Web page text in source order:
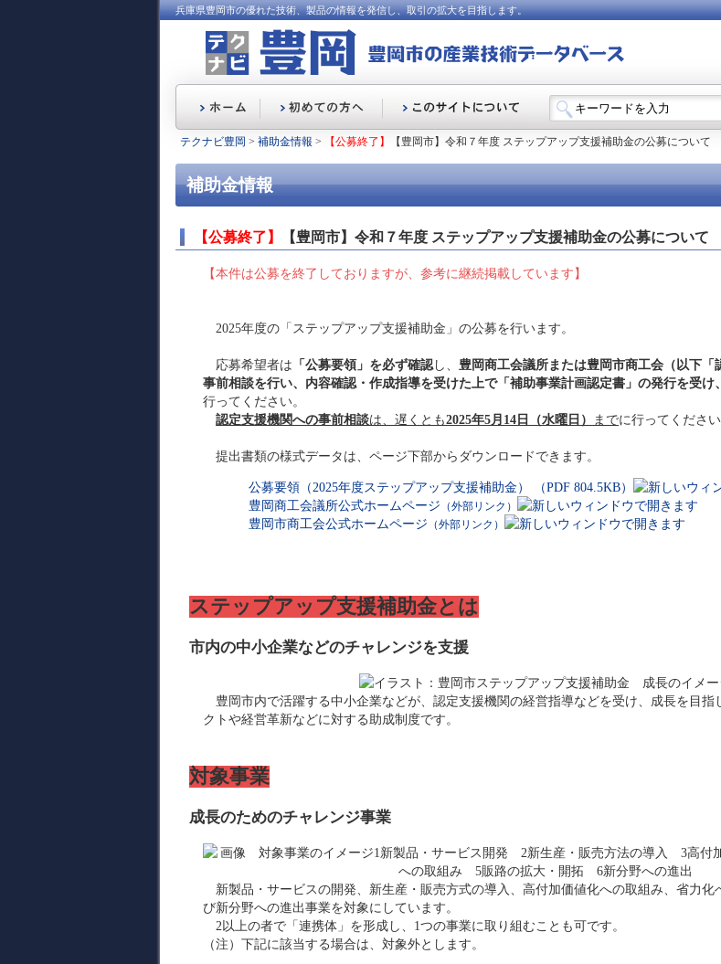
兵庫県豊岡市の優れた技術、製品の情報を発信し、取引の拡大を目指します。
テクナビ豊岡 > 補助金情報 > 【公募終了】 【豊岡市】令和７年度 ステップアップ支援補助金の公募について
補助金情報
【公募終了】 【豊岡市】令和７年度 ステップアップ支援補助金の公募について
【本件は公募を終了しておりますが、参考に継続掲載しています】
2025年度の「ステップアップ支援補助金」の公募を行います。
応募希望者は 「公募要領」を必ず確認し、 豊岡商工会議所または豊岡市商工会（以下「
事前相談を行い、内容確認・作成指導を受けた上で「補助事業計画認定書」の発行を受け、
行ってください。
認定支援機関への事前相談は、遅くとも2025年5月14日（水曜日） までに行ってください
提出書類の様式データは、ページ下部からダウンロードできます。
公募要領（2025年度ステップアップ支援補助金） （PDF 804.5KB）
豊岡商工会議所公式ホームページ （外部リンク）
豊岡市商工会公式ホームページ （外部リンク）
ステップアップ支援補助金とは
市内の中小企業などのチャレンジを支援
豊岡市内で活躍する中小企業などが、認定支援機関の経営指導などを受け、成長を目指
クトや経営革新などに対する助成制度です。
対象事業
成長のためのチャレンジ事業
新製品・サービスの開発、新生産・販売方式の導入、高付加価値化への取組み、省力化
び新分野への進出事業を対象にしています。
2以上の者で「連携体」を形成し、1つの事業に取り組むことも可です。
（注）下記に該当する場合は、対象外とします。